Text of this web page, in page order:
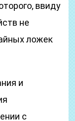
ввиду
не
ложек
и
с